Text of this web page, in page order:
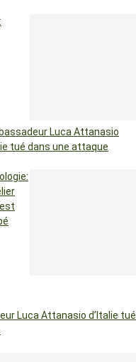
Luca Attanasio
tué dans une attaque
Luca Attanasio d’Italie tué